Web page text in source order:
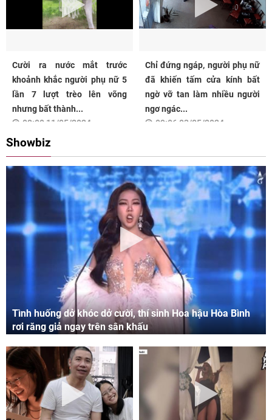
Cười ra nước mắt trước
khoảnh khắc người phụ nữ 5
lần 7 lượt trèo lên võng
nhưng bất thành...
08:00 11/05/2024
Chỉ đứng ngáp, người phụ nữ
đã khiến tấm cửa kính bất
ngờ vỡ tan làm nhiều người
ngơ ngác...
09:06 03/05/2024
Showbiz
Tình huống dở khóc dở cười, thí sinh Hoa hậu Hòa Bình
rơi răng giả ngay trên sân khấu